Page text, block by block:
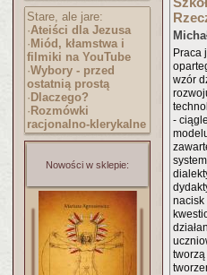
Stare, ale jare:
·Ateiści dla Jezusa
· Miód, kłamstwa i
filmiki na YouTube
·Wybory - przed
ostatnią prostą
· Dlaczego?
· Rozmówki
racjonalno-klerykalne
Nowości w sklepie:
Praca
wzór
-
nacisk